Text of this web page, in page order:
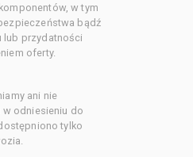
w tym
bądź
lub przydatności
oferty.
ani nie
w odniesieniu do
tylko